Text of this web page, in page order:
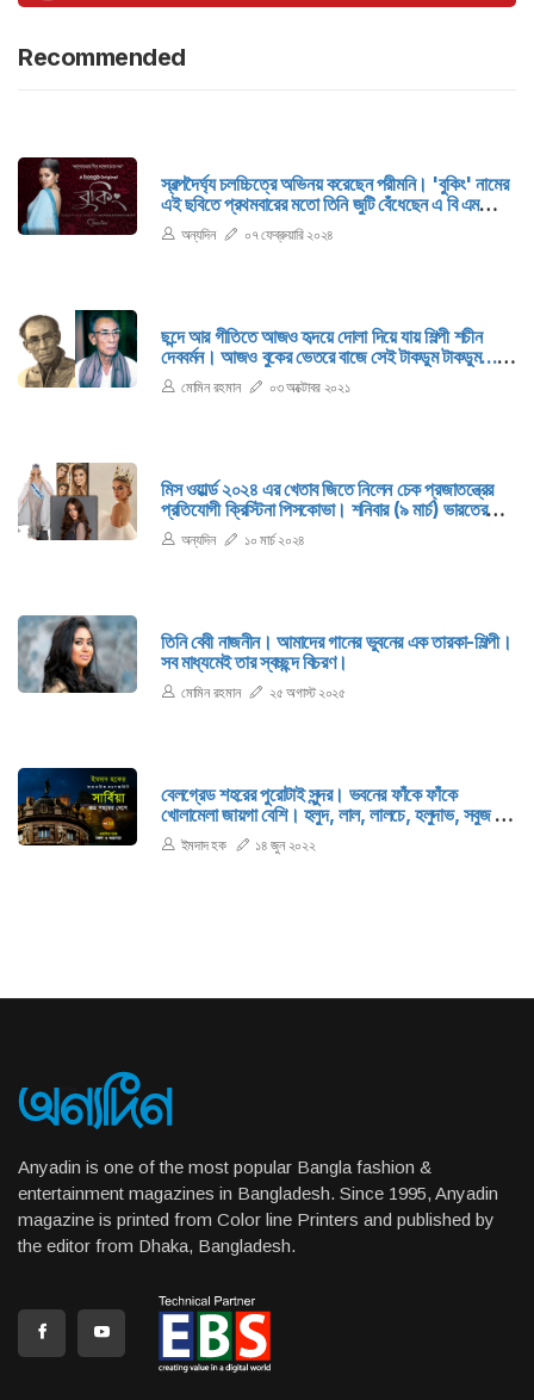
Recommended
স্বল্পদৈর্ঘ্য চলচ্চিত্রে অভিনয় করেছেন পরীমনি। 'বুকিং' নামের
এই ছবিতে প্রথমবারের মতো তিনি জুটি বেঁধেছেন এ বি এম
সুমনের সঙ্গে। ছোটপর্দার জনপ্রিয় নির্মাতা মিজানুর রহমান
আরিয়ান তৈরি করেছেন ছবিটি। পরীর সঙ্গে আরিয়ানের এটি প্রথম
অন্যদিন ০৭ ফেব্রুয়ারি ২০২৪
ছন্দে আর গীতিতে আজও হৃদয়ে দোলা দিয়ে যায় শিল্পী শচীন
দেববর্মন। আজও বুকের ভেতরে বাজে সেই টাকডুম টাকডুম...।
আজও বাঙালি হৃদয়ের অতলান্ত গভীরতায় ঢেউ খেলে যায় সেই
মধুর ধ্বনি। ১ অক্টোবর ছিল তাঁর ১১৫তম জন্মবার্ষিকী।
মোমিন রহমান ০৩ অক্টোবর ২০২১
মিস ওয়ার্ল্ড ২০২৪ এর খেতাব জিতে নিলেন চেক প্রজাতন্ত্রের
প্রতিযোগী ক্রিস্টিনা পিসকোভা। শনিবার (৯ মার্চ) ভারতের
মুম্বাইয়ে জিও কনভেনশন সেন্টারে বসেছিল মিস ওয়ার্ল্ডের ৭১তম
আসর।
অন্যদিন ১০ মার্চ ২০২৪
তিনি বেবী নাজনীন। আমাদের গানের ভুবনের এক তারকা-শিল্পী।
সব মাধ্যমেই তার স্বচ্ছন্দ বিচরণ।
মোমিন রহমান ২৫ অগাস্ট ২০২৫
বেলগ্রেড শহরের পুরোটাই সুন্দর। ভবনের ফাঁকে ফাঁকে
খোলামেলা জায়গা বেশি। হলুদ, লাল, লালচে, হলুদাভ, সবুজ কত
রঙের গাছের পাতা! দু' পাশে ঘন গাছপালা। শুধু সবুজ নয়,
বিচিত্র রঙের বৃক্ষরাজি। ক্রিভো জানায়, ‘এটি কালেমেগদান
ইমদাদ হক ১৪ জুন ২০২২
Anyadin is one of the most popular Bangla fashion &
entertainment magazines in Bangladesh. Since 1995, Anyadin
magazine is printed from Color line Printers and published by
the editor from Dhaka, Bangladesh.